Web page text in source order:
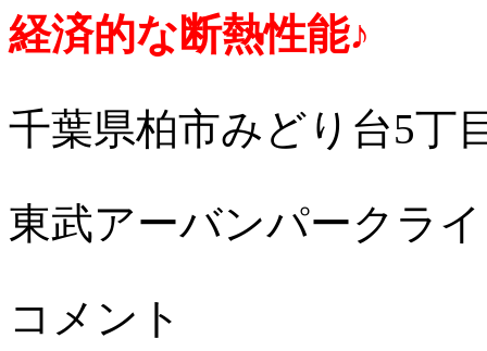
経済的な断熱性能♪
千葉県柏市みどり台5丁
東武アーバンパークラ
コメント